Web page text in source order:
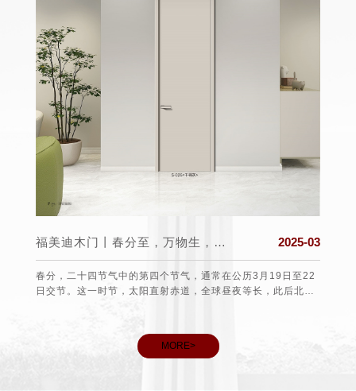
福美迪木门丨春分至，万物生，希望与美好同在! 2025-03
春分，二十四节气中的第四个节气，通常在公历3月19日至22
日交节。这一时节，太阳直射赤道，全球昼夜等长，此后北半
沛，除青藏高原等高寒地区外，越冬作物进入生长旺季，田间
MORE>